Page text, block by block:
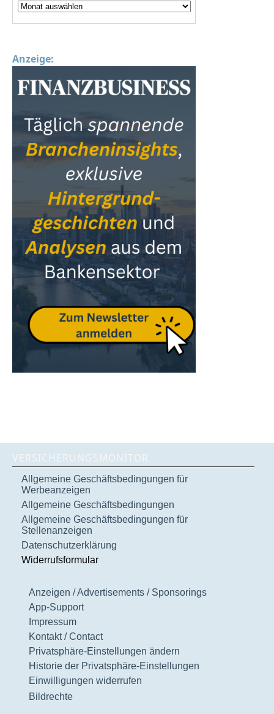
Anzeige:
VERSICHERUNGSMONITOR
Allgemeine Geschäftsbedingungen für
Werbeanzeigen
Allgemeine Geschäftsbedingungen
Allgemeine Geschäftsbedingungen für
Stellenanzeigen
Datenschutzerklärung
Widerrufsformular
Anzeigen / Advertisements / Sponsorings
App-Support
Impressum
Kontakt / Contact
Privatsphäre-Einstellungen ändern
Historie der Privatsphäre-Einstellungen
Einwilligungen widerrufen
Bildrechte